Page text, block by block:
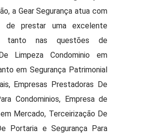
a Gear Segurança atua com
de prestar uma excelente
tanto nas questões de
Limpeza Condominio em
em Segurança Patrimonial
Empresas Prestadoras De
Condominios, Empresa de
Mercado, Terceirização De
Portaria e Segurança Para